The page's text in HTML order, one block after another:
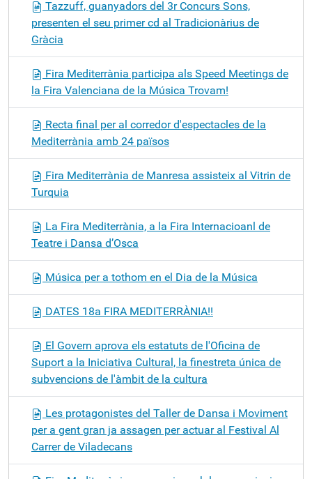
Tazzuff, guanyadors del 3r Concurs Sons,
presenten el seu primer cd al Tradicionàrius de
Gràcia
Fira Mediterrània participa als Speed Meetings de
la Fira Valenciana de la Música Trovam!
Recta final per al corredor d'espectacles de la
Mediterrània amb 24 països
Fira Mediterrània de Manresa assisteix al Vitrin de
Turquia
La Fira Mediterrània, a la Fira Internacioanl de
Teatre i Dansa d’Osca
Música per a tothom en el Dia de la Música
DATES 18a FIRA MEDITERRÀNIA!!
El Govern aprova els estatuts de l'Oficina de
Suport a la Iniciativa Cultural, la finestreta única de
subvencions de l'àmbit de la cultura
Les protagonistes del Taller de Dansa i Moviment
per a gent gran ja assagen per actuar al Festival Al
Carrer de Viladecans